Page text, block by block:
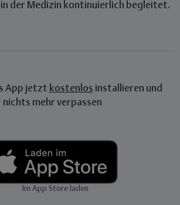
der Medizin kontinuierlich begleitet.
App jetzt kostenlos installieren und
nichts mehr verpassen
Im App Store laden